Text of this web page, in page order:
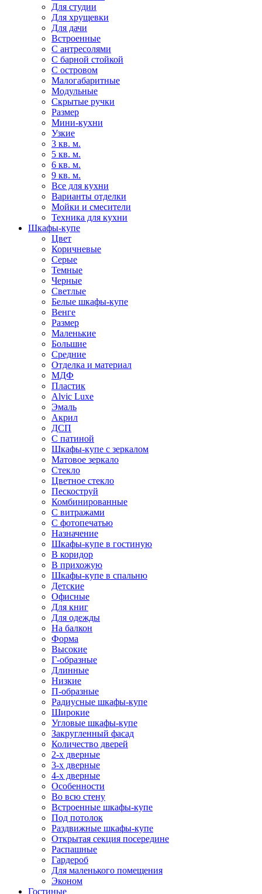
Для студии
Для хрущевки
Для дачи
Встроенные
С антресолями
С барной стойкой
С островом
Малогабаритные
Модульные
Скрытые ручки
Размер
Мини-кухни
Узкие
3 кв. м.
5 кв. м.
6 кв. м.
9 кв. м.
Все для кухни
Варианты отделки
Мойки и смесители
Техника для кухни
Шкафы-купе
Цвет
Коричневые
Серые
Темные
Черные
Светлые
Белые шкафы-купе
Венге
Размер
Маленькие
Большие
Средние
Отделка и материал
МДФ
Пластик
Alvic Luxe
Эмаль
Акрил
ДСП
С патиной
Шкафы-купе с зеркалом
Матовое зеркало
Стекло
Цветное стекло
Пескоструй
Комбинированные
С витражами
С фотопечатью
Назначение
Шкафы-купе в гостиную
В коридор
В прихожую
Шкафы-купе в спальню
Детские
Офисные
Для книг
Для одежды
На балкон
Форма
Высокие
Г-образные
Длинные
Низкие
П-образные
Радиусные шкафы-купе
Широкие
Угловые шкафы-купе
Закругленный фасад
Количество дверей
2-х дверные
3-х дверные
4-х дверные
Особенности
Во всю стену
Встроенные шкафы-купе
Под потолок
Раздвижные шкафы-купе
Открытая секция посередине
Распашные
Гардероб
Для маленького помещения
Эконом
Гостиные